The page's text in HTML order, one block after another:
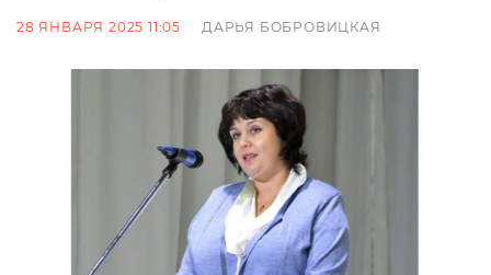
28 ЯНВАРЯ 2025 11:05 ДАРЬЯ БОБРОВИЦКАЯ